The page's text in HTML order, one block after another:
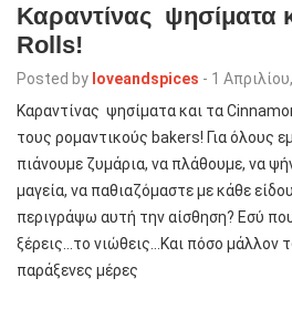
Καραντίνας ψησίματα
Rolls!
Posted by loveandspices - 1
Καραντίνας ψησίματα και τα
τους ρομαντικούς bakers! Για όλους
πιάνουμε ζυμάρια, να πλάθουμε, να
μαγεία, να παθιαζόμαστε με κάθε
περιγράψω αυτή την αίσθηση? Εσύ
ξέρεις…το νιώθεις…Και πόσο μάλλον
παράξενες μέρες